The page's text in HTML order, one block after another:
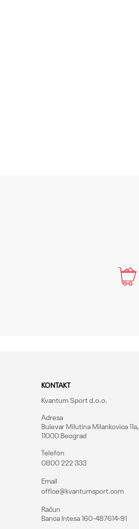
KONTAKT
Kvantum Sport d.o.o.
Adresa
Bulevar Milutina Milankovica 11a,
11000 Beograd
Telefon
0800 222 333
Email
office@kvantumsport.com
Račun
Banca Intesa 160-487614-91